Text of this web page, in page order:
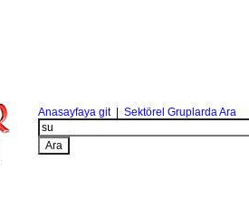
Anasayfaya git| Sektörel Gruplarda Ara